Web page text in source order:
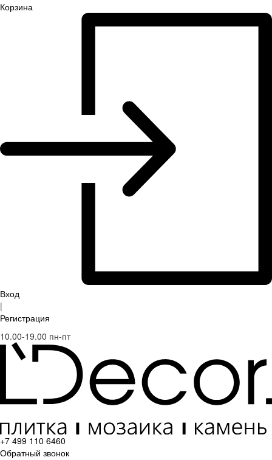
Корзина
Вход
|
Регистрация
10.00-19.00 пн-пт
+7 499 110 6460
Обратный звонок